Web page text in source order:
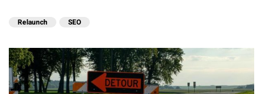
Relaunch SEO